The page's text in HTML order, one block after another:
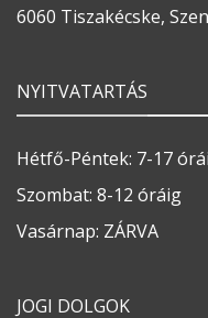
6060 Tiszakécske,
NYITVATARTÁS
Hétfő-Péntek: 7-17
Szombat: 8-12 óráig
Vasárnap: ZÁRVA
JOGI DOLGOK